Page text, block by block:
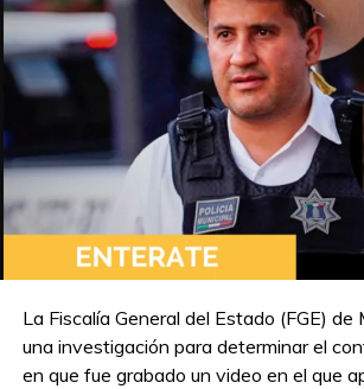
La Fiscalía General del Estado (FGE) de
una investigación para determinar el
en que fue grabado un video en el que